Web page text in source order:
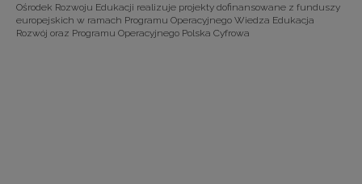
Ośrodek Rozwoju Edukacji realizuje projekty dofinansowane z funduszy
europejskich w ramach Programu Operacyjnego Wiedza Edukacja
Rozwój oraz Programu Operacyjnego Polska Cyfrowa